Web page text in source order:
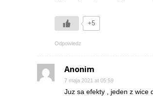
+5
Odpowiedz
Anonim
7 maja 2021 at 05:59
Juz sa efekty , jeden z wice